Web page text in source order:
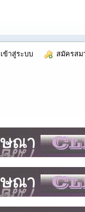
เข้าสู่ระบบ สมัครสม